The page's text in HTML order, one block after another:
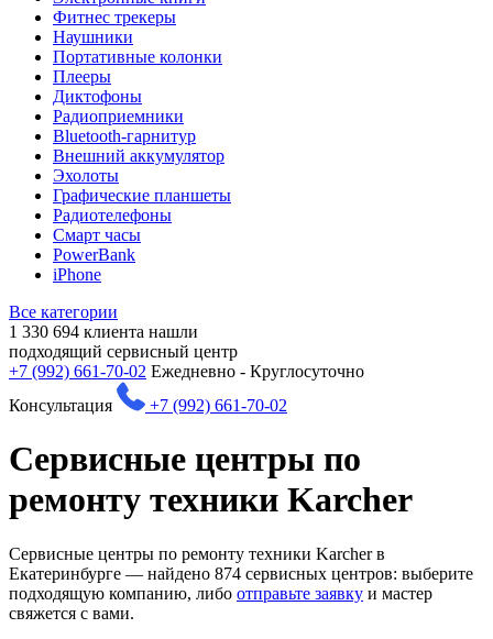
Фитнес трекеры
Наушники
Портативные колонки
Плееры
Диктофоны
Радиоприемники
Bluetooth-гарнитур
Внешний аккумулятор
Эхолоты
Графические планшеты
Радиотелефоны
Смарт часы
PowerBank
iPhone
Все категории
1 330 694 клиента нашли
подходящий сервисный центр
+7 (992) 661-70-02 Ежедневно - Круглосуточно
Консультация
+7 (992) 661-70-02
Сервисные центры по
ремонту техники Karcher
Сервисные центры по ремонту техники Karcher в
Екатеринбурге — найдено 874 сервисных центров: выберите
подходящую компанию, либо отправьте заявку и мастер
свяжется с вами.